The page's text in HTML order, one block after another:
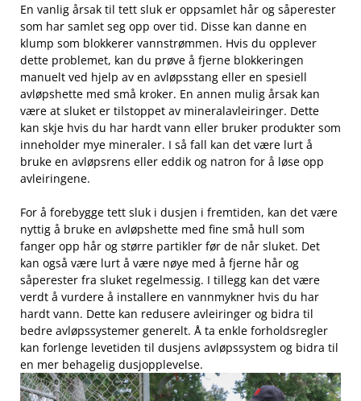
En vanlig årsak til tett sluk er oppsamlet hår og‌ såperester
som har⁤ samlet seg opp over tid. Disse kan danne⁣ en
klump som ⁤blokkerer​ vannstrømmen. Hvis du opplever‌
dette problemet, kan du ​prøve å fjerne blokkeringen
manuelt ved hjelp⁢ av en avløpsstang eller en spesiell
avløpshette med⁢ små kroker. En annen mulig årsak kan
være at sluket‌ er tilstoppet av ‌mineralavleiringer. Dette
kan skje ⁤hvis du har hardt vann eller bruker produkter som⁤
inneholder mye ⁤mineraler. I så fall kan​ det være​ lurt å
bruke en avløpsrens eller eddik og natron for ‌å ⁤løse opp⁤
avleiringene.
For å forebygge tett sluk i dusjen ‌i fremtiden,‍ kan det være
nyttig å bruke en avløpshette med fine små hull⁢ som
fanger opp hår ⁣og større partikler før de når sluket. Det
kan også⁤ være lurt å være nøye med ​å fjerne hår​ og
‌såperester fra sluket regelmessig. I tillegg kan det være
verdt å vurdere å installere en‌ vannmykner⁢ hvis ⁢du har
hardt ‌vann. Dette kan ‌redusere avleiringer ‌og‌ bidra til
bedre avløpssystemer generelt. Å ​ta enkle forholdsregler
kan‍ forlenge​ levetiden‌ til dusjens avløpssystem og​ bidra til
​en ‌mer behagelig dusjopplevelse.